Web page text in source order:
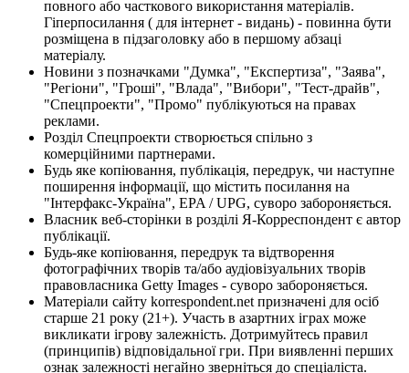
повного або часткового використання матеріалів.
Гіперпосилання ( для інтернет - видань) - повинна бути
розміщена в підзаголовку або в першому абзаці
матеріалу.
Новини з позначками "Думка", "Експертиза", "Заява",
"Регіони", "Гроші", "Влада", "Вибори", "Тест-драйв",
"Спецпроекти", "Промо" публікуються на правах
реклами.
Розділ Спецпроекти створюється спільно з
комерційними партнерами.
Будь яке копіювання, публікація, передрук, чи наступне
поширення інформації, що містить посилання на
"Інтерфакс-Україна", EPA / UPG, суворо забороняється.
Власник веб-сторінки в розділі Я-Корреспондент є автор
публікації.
Будь-яке копіювання, передрук та відтворення
фотографічних творів та/або аудіовізуальних творів
правовласника Getty Images - суворо забороняється.
Матеріали сайту korrespondent.net призначені для осіб
старше 21 року (21+). Участь в азартних іграх може
викликати ігрову залежність. Дотримуйтесь правил
(принципів) відповідальної гри. При виявленні перших
ознак залежності негайно зверніться до спеціаліста.